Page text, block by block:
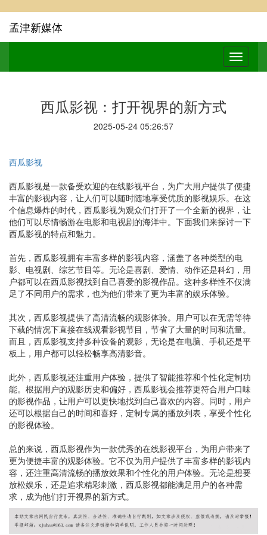
孟津新媒体
西瓜影视：打开视界的新方式
2025-05-24 05:26:57
西瓜影视
西瓜影视是一款备受欢迎的在线影视平台，为广大用户提供了便捷
丰富的影视内容，让人们可以随时随地享受优质的影视娱乐。在这
个信息爆炸的时代，西瓜影视为观众们打开了一个全新的视界，让
他们可以尽情畅游在电影和电视剧的海洋中。下面我们来探讨一下
西瓜影视的特点和魅力。
首先，西瓜影视拥有丰富多样的影视内容，涵盖了各种类型的电
影、电视剧、综艺节目等。无论是喜剧、爱情、动作还是科幻，用
户都可以在西瓜影视找到自己喜爱的影视作品。这种多样性不仅满
足了不同用户的需求，也为他们带来了更为丰富的娱乐体验。
其次，西瓜影视提供了高清流畅的观影体验。用户可以在无需等待
下载的情况下直接在线观看影视节目，节省了大量的时间和流量。
而且，西瓜影视支持多种设备的观影，无论是在电脑、手机还是平
板上，用户都可以轻松畅享高清影音。
此外，西瓜影视还注重用户体验，提供了智能推荐和个性化定制功
能。根据用户的观影历史和偏好，西瓜影视会推荐更符合用户口味
的影视作品，让用户可以更快地找到自己喜欢的内容。同时，用户
还可以根据自己的时间和喜好，定制专属的播放列表，享受个性化
的影视体验。
总的来说，西瓜影视作为一款优秀的在线影视平台，为用户带来了
更为便捷丰富的观影体验。它不仅为用户提供了丰富多样的影视内
容，还注重高清流畅的播放效果和个性化的用户体验。无论是想要
放松娱乐，还是追求精彩刺激，西瓜影视都能满足用户的各种需
求，成为他们打开视界的新方式。